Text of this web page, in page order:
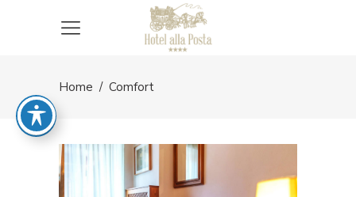
Home / Comfort